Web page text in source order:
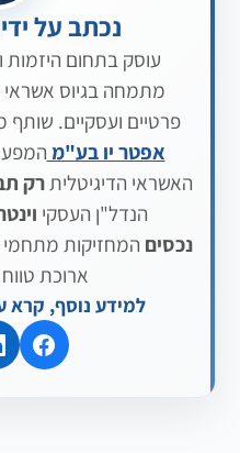
נכתב על
מתמחה בגיוס
פרטיים ועסקיים.
אפטר יו בע"מ
האשראי הדיגיטליתרק
הנדל"ן העסקי
נכסים המחזיקות
ארוכת טווח
למידע נוסף, קרא